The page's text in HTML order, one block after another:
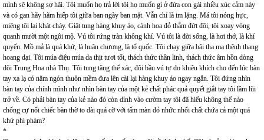
mình sẽ không sợ hãi. Tôi muốn họ trả lời tôi họ muốn gì ở đứa con gái nhiều xúc cảm này
và có gan hãy hãm hiếp tôi giữa ban ngày ban mặt. Vẫn chỉ là im lặng. Má tôi nóng hực,
miệng tôi lại khát cháy. Giật tung hàng khuy áo, cành hoa đỏ thẫm đứt đôi, tôi xoay vòng
quanh mười một ngôi mộ. Vú tôi rứng tràn không khí. Vú tôi là đời sống, là hơi thở, là khí
quyển. Mồ mả là quá khứ, là huân chương, là tổ quốc. Tôi chạy giữa bãi tha ma thênh thang
hoang dại. Tôi múa điệu múa da thịt tươi tốt, thách thức thần linh, thách thức âm hồn dòng
dõi Trung Hoa nhà Thụ. Tôi tung tăng thể xác, đôi bầu vú tự do khiêu khích cho đến lúc bàn
tay xa lạ có năm ngón thuôn mềm đưa lên cài lại hàng khuy áo ngay ngắn. Tôi đứng nhìn
bàn tay của chính mình như nhìn bàn tay của một kẻ chất phác quả quyết giắt tay tôi lầm lũi
trở về. Có phải bàn tay của kẻ nào đó còn dính vào cườm tay tôi đã hiểu không thể nào
chống cự nổi chiếc bàn thờ to dài quá cỡ với tấm màn đỏ nhức nhối chất chứa cả một quá
khứ phi phàm?
*